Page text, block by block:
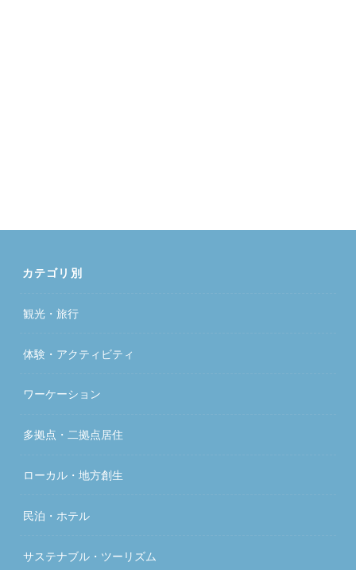
カテゴリ別
観光・旅行
体験・アクティビティ
ワーケーション
多拠点・二拠点居住
ローカル・地方創生
民泊・ホテル
サステナブル・ツーリズム